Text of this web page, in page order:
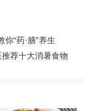
你“药·膳”养生
荐十大消暑食物